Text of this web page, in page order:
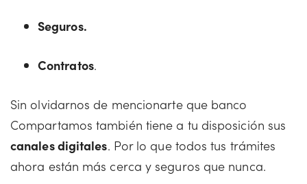
Seguros.
Contratos.
Sin olvidarnos de mencionarte que banco
Compartamos también tiene a tu disposición sus
canales digitales. Por lo que todos tus trámites
ahora están más cerca y seguros que nunca.